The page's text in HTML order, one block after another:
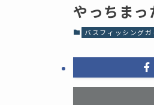
やっちまっ
バスフィッシングガ